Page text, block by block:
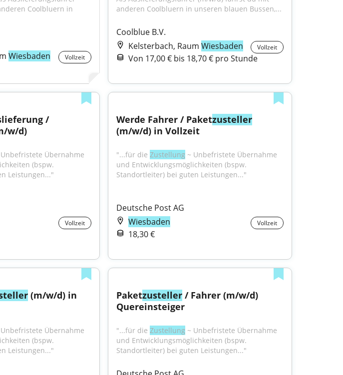
Coolbluern in
Wiesbaden Vollzeit
anderen Coolbluern in unseren blauen Bussen,...
Coolblue B.V.
Kelsterbach, Raum Wiesbaden Vollzeit
Von 17,00 € bis 18,70 € pro Stunde
/
w/d)
Übernahme
(bspw.
Leistungen..."
Vollzeit
Werde Fahrer / Paketzusteller
(m/w/d) in Vollzeit
"...für die Zustellung ~ Unbefristete Übernahme
und Entwicklungsmöglichkeiten (bspw.
Standortleiter) bei guten Leistungen..."
Deutsche Post AG
Wiesbaden
Vollzeit
18,30 €
(m/w/d) in
Übernahme
(bspw.
Leistungen..."
Paketzusteller / Fahrer (m/w/d)
Quereinsteiger
"...für die Zustellung ~ Unbefristete Übernahme
und Entwicklungsmöglichkeiten (bspw.
Standortleiter) bei guten Leistungen..."